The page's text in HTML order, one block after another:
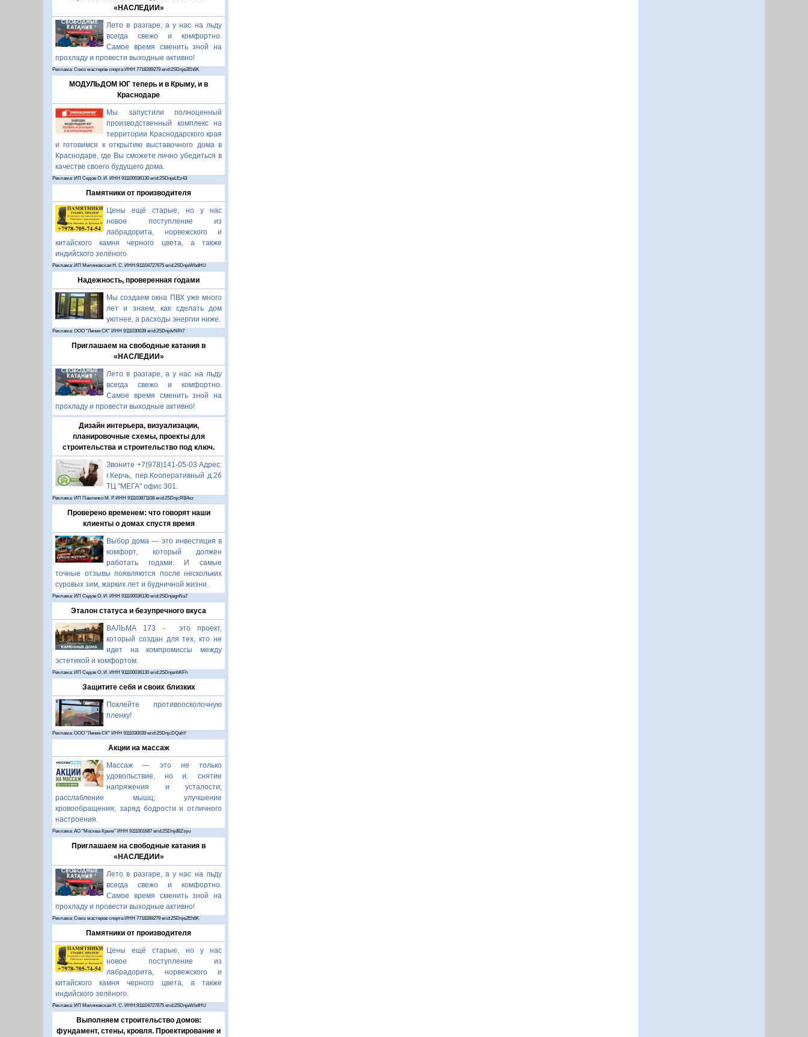
«НАСЛЕДИИ»
Лето в разгаре, а у нас на льду
всегда свежо и комфортно.
Самое время сменить зной на
прохладу и провести выходные активно!
Реклама: Союз мастеров спорта ИНН 7718289279 erid:2SDnje2Eh6K
МОДУЛЬДОМ ЮГ теперь и в Крыму, и в
Краснодаре
Мы запустили полноценный
производственный комплекс на
территории Краснодарского края
и готовимся к открытию выставочного дома в
Краснодаре, где Вы сможете лично убедиться в
качестве своего будущего дома.
Реклама: ИП Седов О. И. ИНН 911100036130 erid:2SDnjeLEz43
Памятники от производителя
Цены ещё старые, но у нас
новое поступление из
лабрадорита, норвежского и
китайского камня черного цвета, а также
индийского зелёного.
Реклама: ИП Миляновская Н. С. ИНН:911104727675 erid:2SDnjeWbdHU
Надежность, проверенная годами
Мы создаем окна ПВХ уже много
лет и знаем, как сделать дом
уютнее, а расходы энергии ниже.
Реклама: ООО "Линия СК" ИНН 9111030039 erid:2SDnjdvNRt7
Приглашаем на свободные катания в
«НАСЛЕДИИ»
Лето в разгаре, а у нас на льду
всегда свежо и комфортно.
Самое время сменить зной на
прохладу и провести выходные активно!
Дизайн интерьера, визуализации,
планировочные схемы, проекты для
строительства и строительство под ключ.
Звоните +7(978)141-05-03 Адрес:
г.Керчь, пер.Кооперативный д.26
ТЦ "МЕГА" офис 301.
Реклама: ИП Павленко М. Р. ИНН 911103871108 erid:2SDnjcRB4xz
Проверено временем: что говорят наши
клиенты о домах спустя время
Выбор дома — это инвестиция в
комфорт, который должен
работать годами. И самые
точные отзывы появляются после нескольких
суровых зим, жарких лет и будничной жизни.
Реклама: ИП Седов О. И. ИНН 911100036130 erid:2SDnjegnNa7
Эталон статуса и безупречного вкуса
ВАЛЬМА 173 - это проект,
который создан для тех, кто не
идет на компромиссы между
эстетикой и комфортом.
Реклама: ИП Седов О. И. ИНН 911100036130 erid:2SDnjenhKFh
Защитите себя и своих близких
Поклейте противоосколочную
пленку!
Реклама: ООО "Линия СК" ИНН 9111030039 erid:2SDnjcDQahY
Акции на массаж
Массаж — это не только
удовольствие, но и: снятие
напряжения и усталости;
расслабление мышц; улучшение
кровообращения; заряд бодрости и отличного
настроения.
Реклама: АО "Москва-Крым" ИНН 9111001687 erid:2SDnjdBZsyu
Приглашаем на свободные катания в
«НАСЛЕДИИ»
Лето в разгаре, а у нас на льду
всегда свежо и комфортно.
Самое время сменить зной на
прохладу и провести выходные активно!
Реклама: Союз мастеров спорта ИНН 7718289279 erid:2SDnje2Eh6K
Памятники от производителя
Цены ещё старые, но у нас
новое поступление из
лабрадорита, норвежского и
китайского камня черного цвета, а также
индийского зелёного.
Реклама: ИП Миляновская Н. С. ИНН:911104727675 erid:2SDnjeWbdHU
Выполняем строительство домов:
фундамент, стены, кровля. Проектирование и